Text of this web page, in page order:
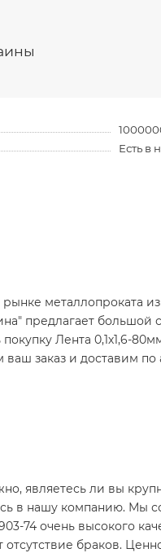
Есть в
металлопроката
предлагает большой
Лента 0,1х1,6-
заказ и доставим по
являетесь ли вы
в нашу компанию. Мы
74 очень высокого
браков.